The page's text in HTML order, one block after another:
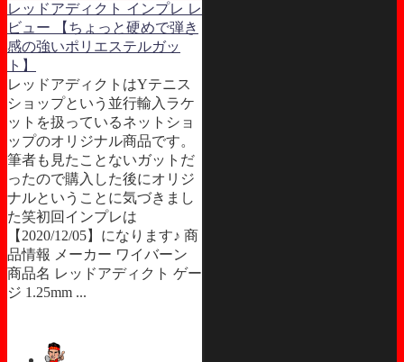
レッドアディクト インプレ レ
ビュー 【ちょっと硬めで弾き
感の強いポリエステルガッ
ト】
レッドアディクトはYテニス
ショップという並行輸入ラケ
ットを扱っているネットショ
ップのオリジナル商品です。
筆者も見たことないガットだ
ったので購入した後にオリジ
ナルということに気づきまし
た笑初回インプレは
【2020/12/05】になります♪ 商
品情報 メーカー ワイバーン
商品名 レッドアディクト ゲー
ジ 1.25mm ...